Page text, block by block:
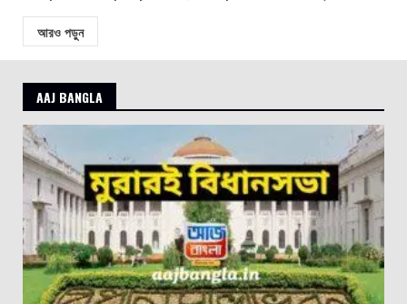
আরও পড়ুন
AAJ BANGLA